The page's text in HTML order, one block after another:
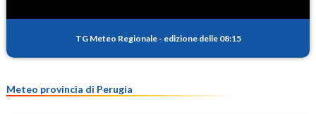
TG Meteo Regionale - edizione delle 08:15
Meteo provincia di Perugia